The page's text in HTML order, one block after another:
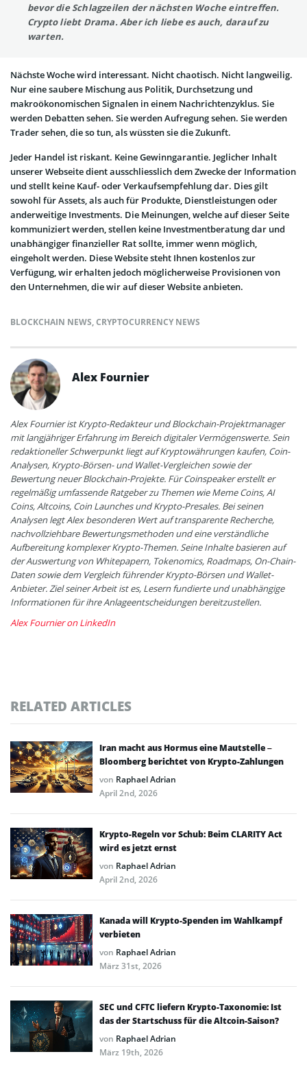
bevor die Schlagzeilen der nächsten Woche eintreffen.
Crypto liebt Drama. Aber ich liebe es auch, darauf zu
warten.
Nächste Woche wird interessant. Nicht chaotisch. Nicht langweilig.
Nur eine saubere Mischung aus Politik, Durchsetzung und
makroökonomischen Signalen in einem Nachrichtenzyklus. Sie
werden Debatten sehen. Sie werden Aufregung sehen. Sie werden
Trader sehen, die so tun, als wüssten sie die Zukunft.
Jeder Handel ist riskant. Keine Gewinngarantie. Jeglicher Inhalt
unserer Webseite dient ausschliesslich dem Zwecke der Information
und stellt keine Kauf- oder Verkaufsempfehlung dar. Dies gilt
sowohl für Assets, als auch für Produkte, Dienstleistungen oder
anderweitige Investments. Die Meinungen, welche auf dieser Seite
kommuniziert werden, stellen keine Investmentberatung dar und
unabhängiger finanzieller Rat sollte, immer wenn möglich,
eingeholt werden. Diese Website steht Ihnen kostenlos zur
Verfügung, wir erhalten jedoch möglicherweise Provisionen von
den Unternehmen, die wir auf dieser Website anbieten.
BLOCKCHAIN NEWS,CRYPTOCURRENCY NEWS
Alex Fournier
Alex Fournier ist Krypto-Redakteur und Blockchain-Projektmanager
mit langjähriger Erfahrung im Bereich digitaler Vermögenswerte. Sein
redaktioneller Schwerpunkt liegt auf Kryptowährungen kaufen, Coin-
Analysen, Krypto-Börsen- und Wallet-Vergleichen sowie der
Bewertung neuer Blockchain-Projekte. Für Coinspeaker erstellt er
regelmäßig umfassende Ratgeber zu Themen wie Meme Coins, AI
Coins, Altcoins, Coin Launches und Krypto-Presales. Bei seinen
Analysen legt Alex besonderen Wert auf transparente Recherche,
nachvollziehbare Bewertungsmethoden und eine verständliche
Aufbereitung komplexer Krypto-Themen. Seine Inhalte basieren auf
der Auswertung von Whitepapern, Tokenomics, Roadmaps, On-Chain-
Daten sowie dem Vergleich führender Krypto-Börsen und Wallet-
Anbieter. Ziel seiner Arbeit ist es, Lesern fundierte und unabhängige
Informationen für ihre Anlageentscheidungen bereitzustellen.
Alex Fournier on LinkedIn
RELATED ARTICLES
Iran macht aus Hormus eine Mautstelle –
Bloomberg berichtet von Krypto-Zahlungen
von Raphael Adrian
April 2nd, 2026
Krypto-Regeln vor Schub: Beim CLARITY Act
wird es jetzt ernst
von Raphael Adrian
April 2nd, 2026
Kanada will Krypto-Spenden im Wahlkampf
verbieten
von Raphael Adrian
März 31st, 2026
SEC und CFTC liefern Krypto-Taxonomie: Ist
das der Startschuss für die Altcoin-Saison?
von Raphael Adrian
März 19th, 2026